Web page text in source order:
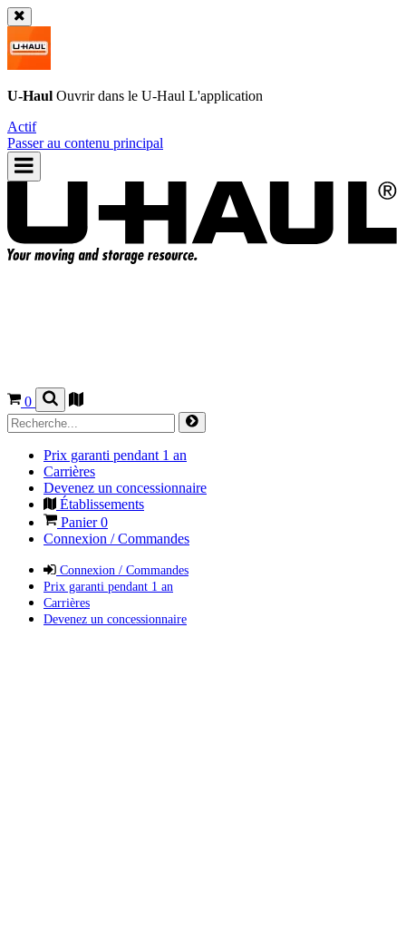
U-Haul Ouvrir dans le U-Haul L'application
Actif
Passer au contenu principal
0
Prix garanti pendant 1 an
Carrières
Devenez un concessionnaire
Établissements
Panier0
Connexion / Commandes
Connexion / Commandes
Prix garanti pendant 1 an
Carrières
Devenez un concessionnaire